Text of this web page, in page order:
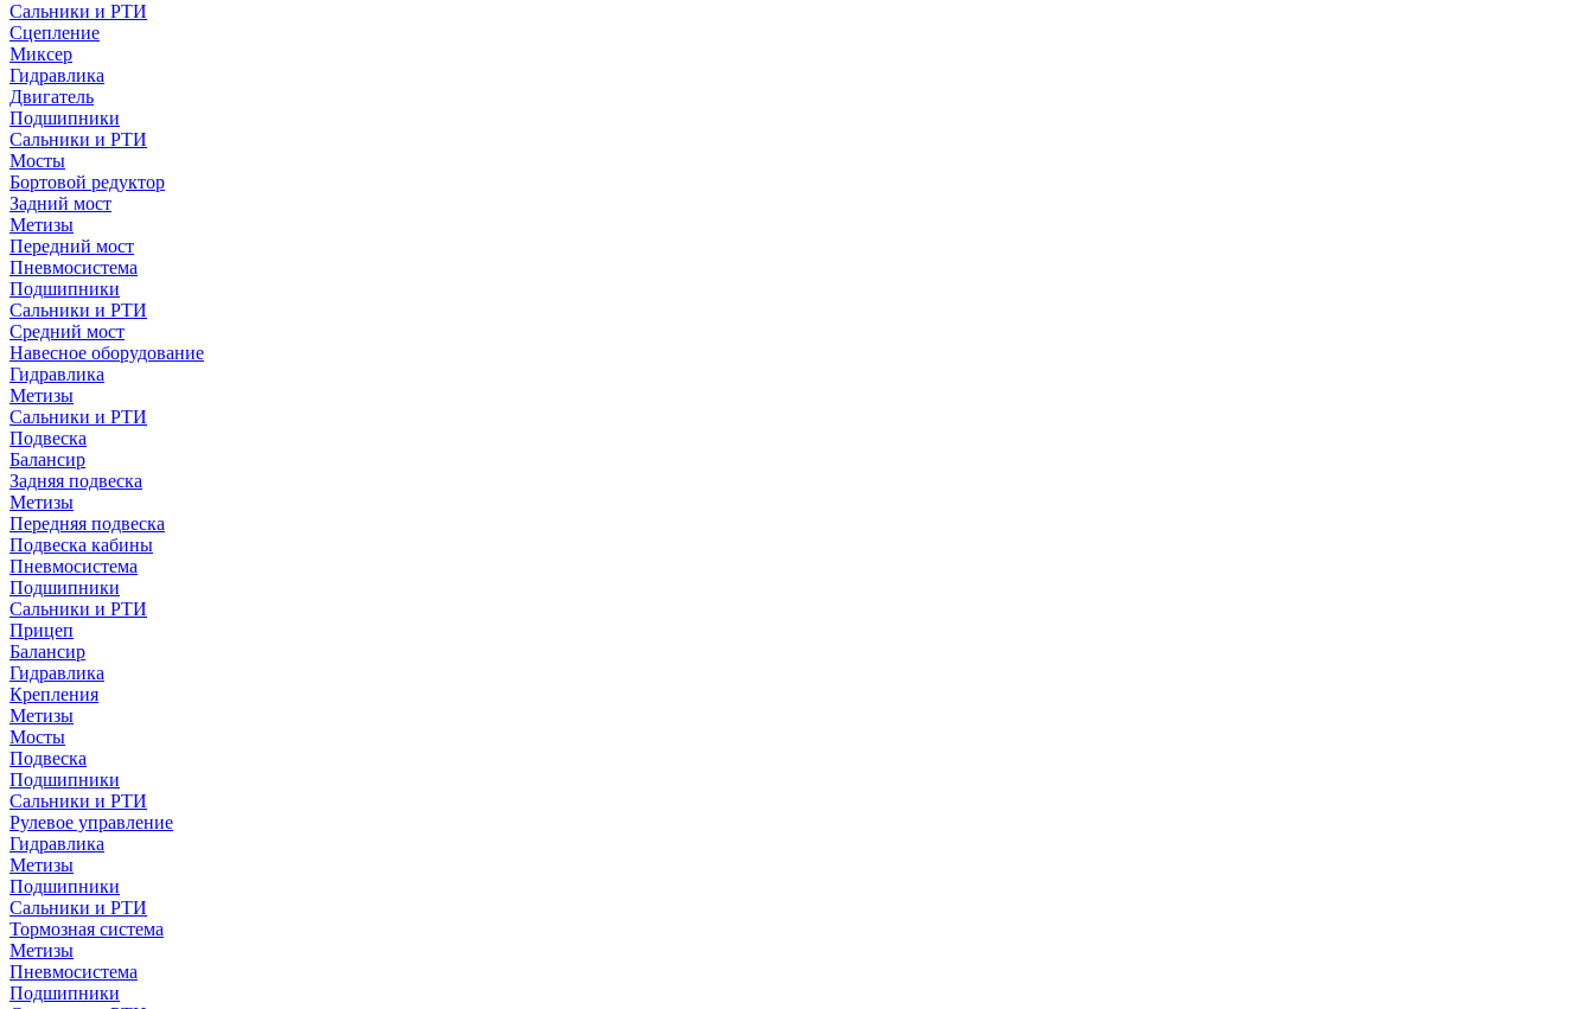
Сальники и РТИ
Сцепление
Миксер
Гидравлика
Двигатель
Подшипники
Сальники и РТИ
Мосты
Бортовой редуктор
Задний мост
Метизы
Передний мост
Пневмосистема
Подшипники
Сальники и РТИ
Средний мост
Навесное оборудование
Гидравлика
Метизы
Сальники и РТИ
Подвеска
Балансир
Задняя подвеска
Метизы
Передняя подвеска
Подвеска кабины
Пневмосистема
Подшипники
Сальники и РТИ
Прицеп
Балансир
Гидравлика
Крепления
Метизы
Мосты
Подвеска
Подшипники
Сальники и РТИ
Рулевое управление
Гидравлика
Метизы
Подшипники
Сальники и РТИ
Тормозная система
Метизы
Пневмосистема
Подшипники